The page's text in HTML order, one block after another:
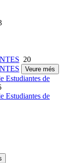
20
Veure més
Estudiantes de
Estudiantes de